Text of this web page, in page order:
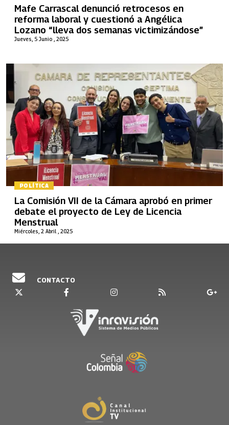
Jueves, 5 Junio , 2025
Mafe Carrascal denunció retrocesos en
reforma laboral y cuestionó a Angélica
Lozano “lleva dos semanas victimizándose”
POLÍTICA
Miércoles, 2 Abril , 2025
La Comisión VII de la Cámara aprobó en primer
debate el proyecto de Ley de Licencia
Menstrual
CONTACTO